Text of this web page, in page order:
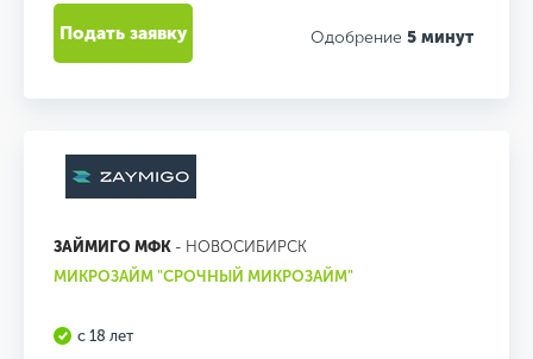
Одобрение 5 минут
Подать заявку
ЗАЙМИГО МФК - НОВОСИБИРСК
МИКРОЗАЙМ "СРОЧНЫЙ МИКРОЗАЙМ"
с 18 лет